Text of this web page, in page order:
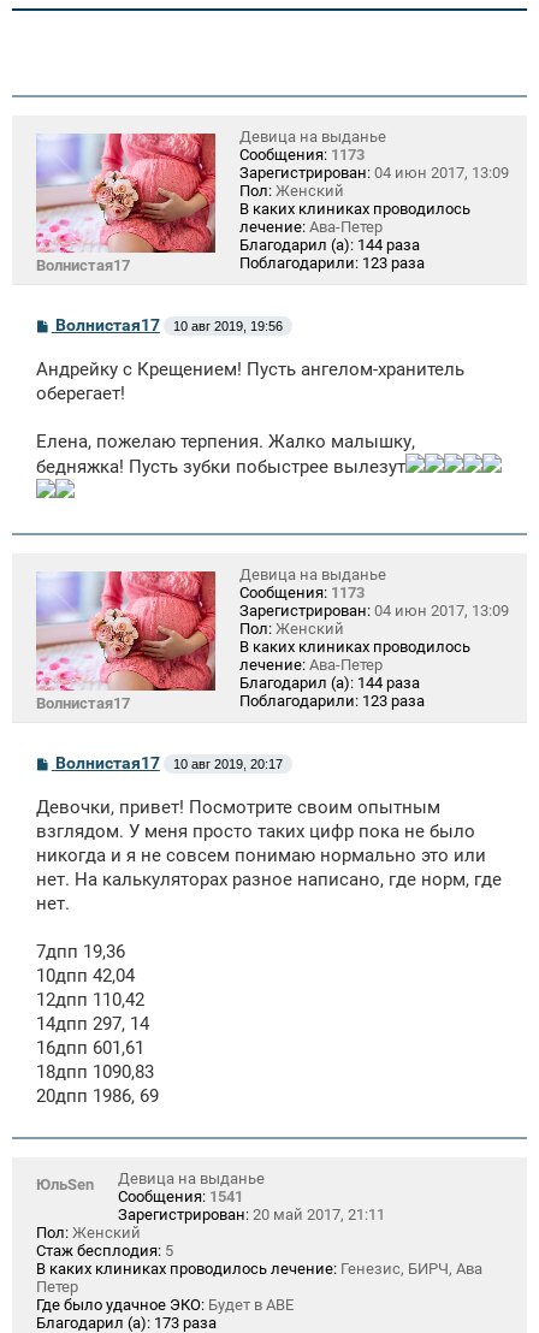
Волнистая17
Девица на выданье
Сообщения: 1173
Зарегистрирован: 04 июн 2017, 13:09
Пол: Женский
В каких клиниках проводилось
лечение: Ава-Петер
Благодарил (а): 144 раза
Поблагодарили: 123 раза
С
б
щ
и
Волнистая17 10 авг 2019, 19:56
Андрейку с Крещением! Пусть ангелом-хранитель
оберегает!
Елена, пожелаю терпения. Жалко малышку,
бедняжка! Пусть зубки побыстрее вылезут
Волнистая17
Девица на выданье
Сообщения: 1173
Зарегистрирован: 04 июн 2017, 13:09
Пол: Женский
В каких клиниках проводилось
лечение: Ава-Петер
Благодарил (а): 144 раза
Поблагодарили: 123 раза
С
б
щ
н
и
Волнистая17 10 авг 2019, 20:17
Девочки, привет! Посмотрите своим опытным
взглядом. У меня просто таких цифр пока не было
никогда и я не совсем понимаю нормально это или
нет. На калькуляторах разное написано, где норм, где
нет.
7дпп 19,36
10дпп 42,04
12дпп 110,42
14дпп 297, 14
16дпп 601,61
18дпп 1090,83
20дпп 1986, 69
ЮльSen
Девица на выданье
Сообщения: 1541
Зарегистрирован: 20 май 2017, 21:11
Пол: Женский
Стаж бесплодия: 5
В каких клиниках проводилось лечение: Генезис, БИРЧ, Ава
Петер
Где было удачное ЭКО: Будет в АВЕ
Благодарил (а): 173 раза